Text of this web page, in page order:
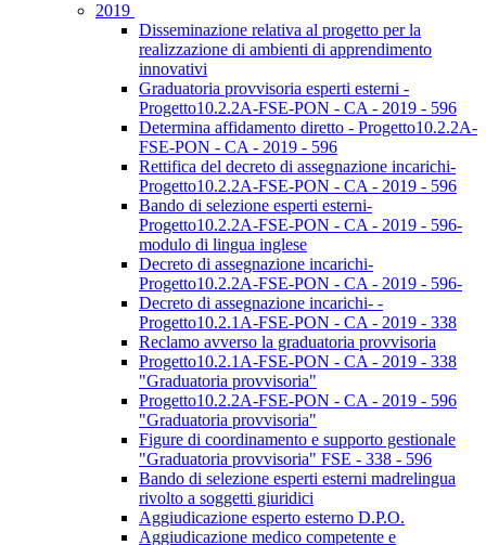
2019
Disseminazione relativa al progetto per la
realizzazione di ambienti di apprendimento
innovativi
Graduatoria provvisoria esperti esterni -
Progetto10.2.2A-FSE-PON - CA - 2019 - 596
Determina affidamento diretto - Progetto10.2.2A-
FSE-PON - CA - 2019 - 596
Rettifica del decreto di assegnazione incarichi-
Progetto10.2.2A-FSE-PON - CA - 2019 - 596
Bando di selezione esperti esterni-
Progetto10.2.2A-FSE-PON - CA - 2019 - 596-
modulo di lingua inglese
Decreto di assegnazione incarichi-
Progetto10.2.2A-FSE-PON - CA - 2019 - 596-
Decreto di assegnazione incarichi- -
Progetto10.2.1A-FSE-PON - CA - 2019 - 338
Reclamo avverso la graduatoria provvisoria
Progetto10.2.1A-FSE-PON - CA - 2019 - 338
"Graduatoria provvisoria"
Progetto10.2.2A-FSE-PON - CA - 2019 - 596
"Graduatoria provvisoria"
Figure di coordinamento e supporto gestionale
"Graduatoria provvisoria" FSE - 338 - 596
Bando di selezione esperti esterni madrelingua
rivolto a soggetti giuridici
Aggiudicazione esperto esterno D.P.O.
Aggiudicazione medico competente e